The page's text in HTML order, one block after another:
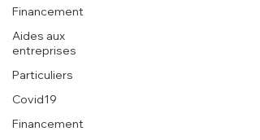
Financement
Aides aux
entreprises
Particuliers
Covid19
Financement